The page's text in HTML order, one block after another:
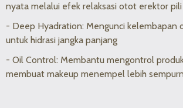
nyata melalui efek relaksasi otot erektor
- Deep Hyadration: Mengunci kelembapan
untuk hidrasi jangka panjang
- Oil Control: Membantu mengontrol
membuat makeup menempel lebih